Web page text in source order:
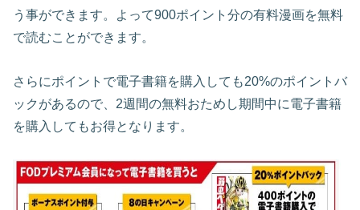
う事ができます。よって900ポイント分の有料漫画を無料
で読むことができます。
さらにポイントで電子書籍を購入しても20%のポイントバ
ックがあるので、2週間の無料おためし期間中に電子書籍
を購入してもお得となります。